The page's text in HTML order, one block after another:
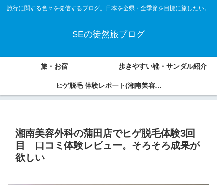
旅行に関する色々を発信するブログ。日本を全県・全季節を目標に旅したい。
SEの徒然旅ブログ
旅・お宿 歩きやすい靴・サンダル紹介
ヒゲ脱毛 体験レポート(湘南美容外
湘南美容外科の蒲田店でヒゲ脱毛体験3回
目 口コミ体験レビュー。そろそろ成果が
欲しい